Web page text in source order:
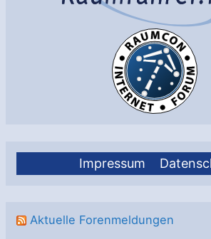
Impressum
Aktuelle Forenmeldungen